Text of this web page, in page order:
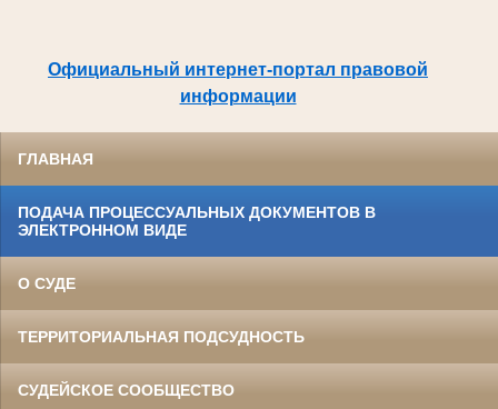
Официальный интернет-портал правовой
информации
ГЛАВНАЯ
ПОДАЧА ПРОЦЕССУАЛЬНЫХ ДОКУМЕНТОВ В
ЭЛЕКТРОННОМ ВИДЕ
О СУДЕ
ТЕРРИТОРИАЛЬНАЯ ПОДСУДНОСТЬ
СУДЕЙСКОЕ СООБЩЕСТВО